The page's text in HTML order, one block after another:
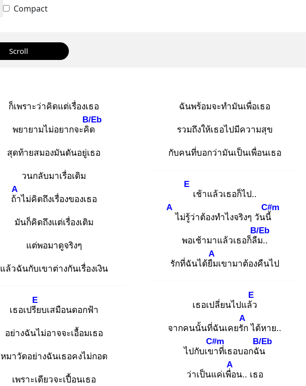
Compact
Scroll
ก็เพราะว่าคิดแต่เรื่องเธอ
พยายามไม่อยากจะคิด
B/Eb
สุดท้ายสมองมันดันอยู่เธอ
วนกลับมาเรื่อเดิม
ถ้า
A
ไม่คิดถึงเรื่องของเธอ
มันก็คิดถึงแต่เรื่องเติม
แต่พอมาดูจริงๆ
แล้วฉันกับเขาต่างกันเรื่องเงิน
เธอเปรีย
E
บเสมือนดอกฟ้า
อย่างฉันไม่อาจจะเอื้อมเธอ
หมาวัดอย่างฉันเธอคงไม่กอด
เพราะเดียวจะเปื้อนเธอ
ฉันพร้อมจะทำมันเพื่อเธอ
รวมถึงให้เธอไปมีความสุข
กับคนที่บอกว่ามันเป็นเพื่อนเธอ
E
เช้าแล้วเธอก็ไป..
A
ไม่รู้ว่าต้องทำไงจริงๆ วันนี้
C#m
พอเช้ามาแล้วเธอก็ลืม
B/Eb
..
รักที่ฉันได้ยืม
A
เขามาต้องคืนไป
เธอเปลี่ยนไปแล้ว
E
จากคนนั้นที่ฉันเคยรัก
A
ได้หาย..
ไปกับเขา
C#m
ที่เธอบอกฉัน
B/Eb
ว่าเป็นแค่เพื่อ
A
น.. เธอ